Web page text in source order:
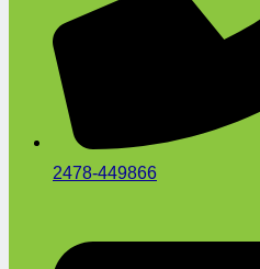
2478-449866